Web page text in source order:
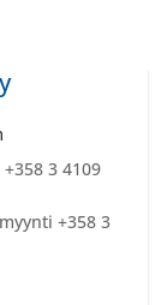
3 4109
+358 3